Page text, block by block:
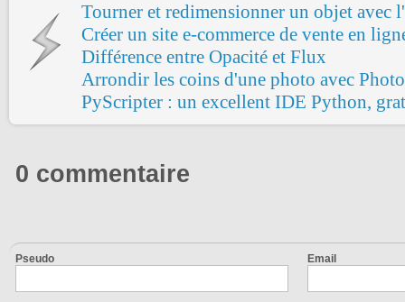
Tourner et redimensionner un objet avec
Créer un site e-commerce de vente en
Différence entre Opacité et Flux
Arrondir les coins d'une photo avec
PyScripter : un excellent IDE Python,
0 commentaire
Pseudo Email